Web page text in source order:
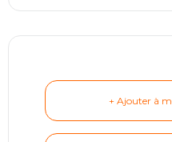
+ Ajouter à